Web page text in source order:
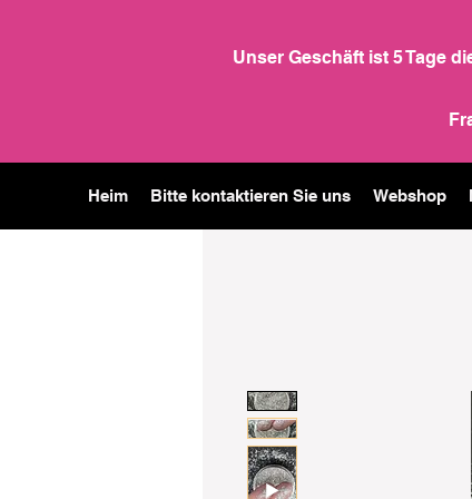
Heim Bitte kontaktieren Sie uns Webshop
Unser Geschäft ist 5 Tage